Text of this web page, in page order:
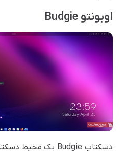
اوبونتو Budgie
دسکتاپ Budgie یک محیط